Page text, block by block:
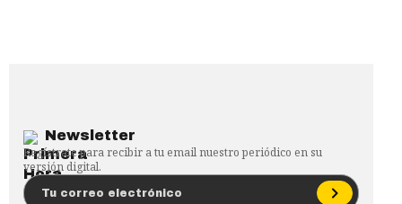
Newsletter
Regístrate para recibir a tu email nuestro periódico en su
versión digital.